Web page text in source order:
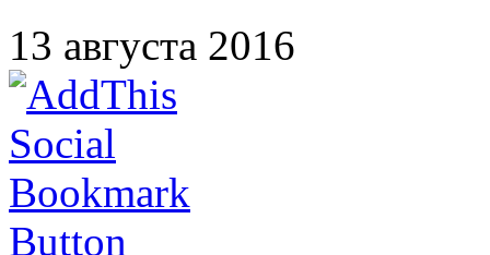
13 августа 2016